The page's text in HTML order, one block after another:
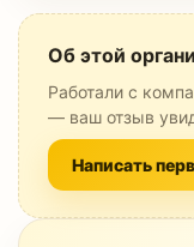
Об этой
Работали с
— ваш отзыв
Написать